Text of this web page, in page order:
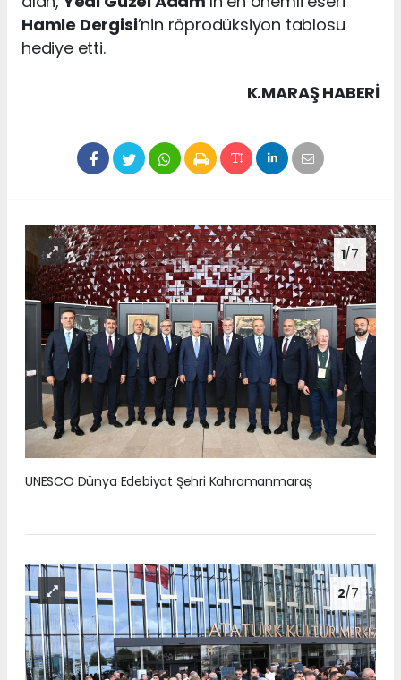
Hamle Dergisi’nin röprodüksiyon tablosu
hediye etti.
K.MARAŞ HABERİ
1/7
UNESCO Dünya Edebiyat Şehri Kahramanmaraş
2/7